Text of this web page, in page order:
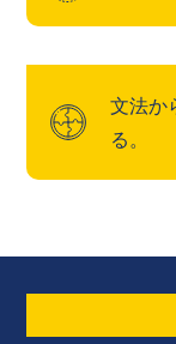
文法か
る。